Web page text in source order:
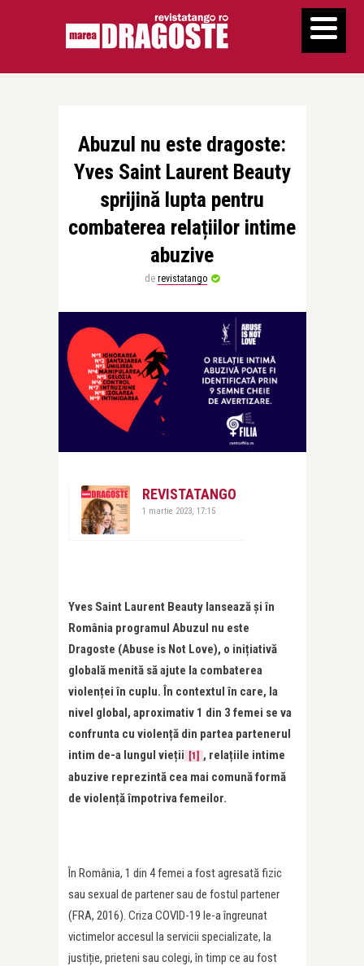
Abuzul nu este dragoste:
Yves Saint Laurent Beauty
sprijină lupta pentru
combaterea relațiilor intime
abuzive
de revistatango
REVISTATANGO
1 martie 2023, 17:15
Yves Saint Laurent Beauty lansează și în
România programul Abuzul nu este
Dragoste (Abuse is Not Love), o inițiativă
globală menită să ajute la combaterea
violenței în cuplu. În contextul în care, la
nivel global, aproximativ 1 din 3 femei se va
confrunta cu violență din partea partenerul
intim de-a lungul vieții [1] , relațiile intime
abuzive reprezintă cea mai comună formă
de violență împotriva femeilor.
În România, 1 din 4 femei a fost agresată fizic
sau sexual de partener sau de fostul partener
(FRA, 2016). Criza COVID-19 le-a îngreunat
victimelor accesul la servicii specializate, la
justiție, prieteni sau colegi, în timp ce au fost